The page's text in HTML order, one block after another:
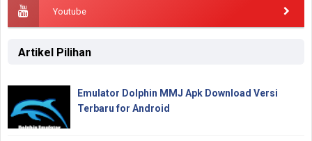
Youtube
Artikel Pilihan
Emulator Dolphin MMJ Apk Download Versi
Terbaru for Android